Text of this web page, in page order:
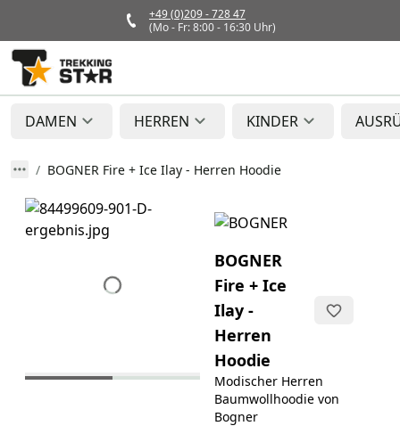
+49 (0)209 - 728 47
(Mo - Fr: 8:00 - 16:30 Uhr)
DAMEN HERREN KINDER
BOGNER Fire + Ice Ilay - Herren Hoodie
BOGNER
Fire + Ice
Ilay -
Herren
Hoodie
Modischer Herren
Baumwollhoodie von
Bogner